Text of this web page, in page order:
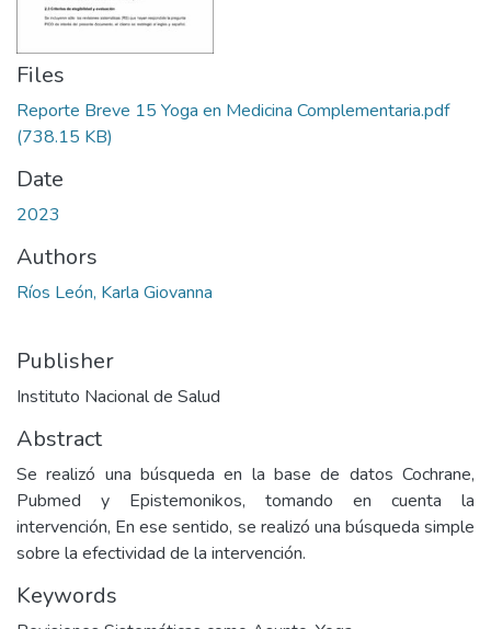
Files
Reporte Breve 15 Yoga en Medicina Complementaria.pdf
(738.15 KB)
Date
2023
Authors
Ríos León, Karla Giovanna
Publisher
Instituto Nacional de Salud
Abstract
Se realizó una búsqueda en la base de datos Cochrane,
Pubmed y Epistemonikos, tomando en cuenta la
intervención, En ese sentido, se realizó una búsqueda simple
sobre la efectividad de la intervención.
Keywords